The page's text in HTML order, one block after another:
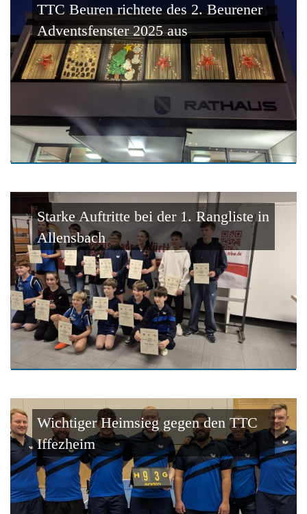
TTC Beuren richtete des 2. Beurener
Adventsfenster 2025 aus
Starke Auftritte bei der 1. Rangliste in
Allensbach
Wichtiger Heimsieg gegen den TTC
Iffezheim